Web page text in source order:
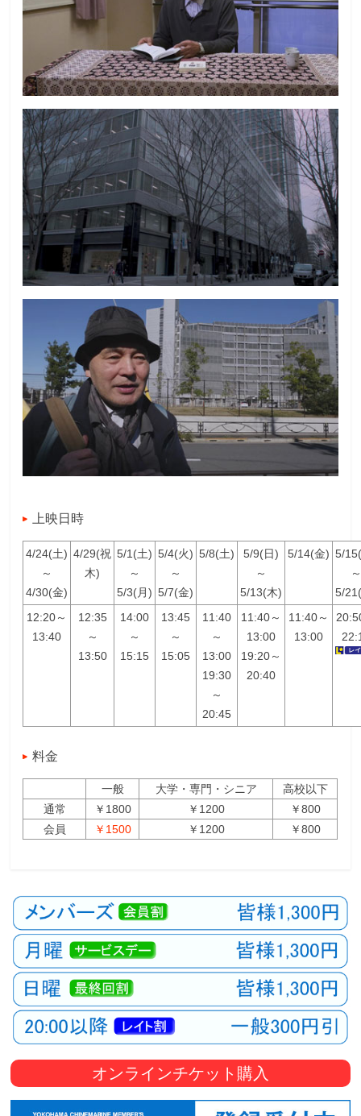
上映日時
4/24(土)
～
4/30(金)
4/29(祝
木)
5/1(土)
～
5/3(月)
5/4(火)
～
5/7(金)
5/8(土)
5/9(日)
～
5/13(木)
5/14(金) 5/
5/
12:20～
13:40
12:35
～
13:50
14:00
～
15:15
13:45
～
15:05
11:40
～
13:00
19:30
～
20:45
11:40～
13:00
19:20～
20:40
11:40～
13:00
料金
一般 大学・専門・シニア
高校以下
通常
￥1800 ￥1200
￥800
会員
￥1500 ￥1200 ￥800
オンラインチケット購入